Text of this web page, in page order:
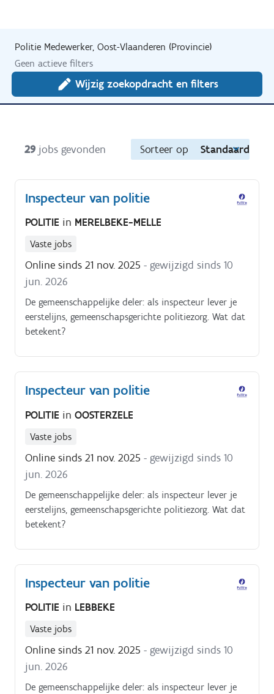
Politie Medewerker, Oost-Vlaanderen (Provincie)
Geen actieve filters
Wijzig zoekopdracht en filters
29 jobs gevonden Sorteer op Standaard
Inspecteur van politie
POLITIE in MERELBEKE-MELLE
Vaste jobs
Online sinds 21 nov. 2025 - gewijzigd sinds 10
jun. 2026
De gemeenschappelijke deler: als inspecteur lever je
eerstelijns, gemeenschapsgerichte politiezorg. Wat dat
betekent?
Inspecteur van politie
POLITIE in OOSTERZELE
Vaste jobs
Online sinds 21 nov. 2025 - gewijzigd sinds 10
jun. 2026
De gemeenschappelijke deler: als inspecteur lever je
eerstelijns, gemeenschapsgerichte politiezorg. Wat dat
betekent?
Inspecteur van politie
POLITIE in LEBBEKE
Vaste jobs
Online sinds 21 nov. 2025 - gewijzigd sinds 10
jun. 2026
De gemeenschappelijke deler: als inspecteur lever je